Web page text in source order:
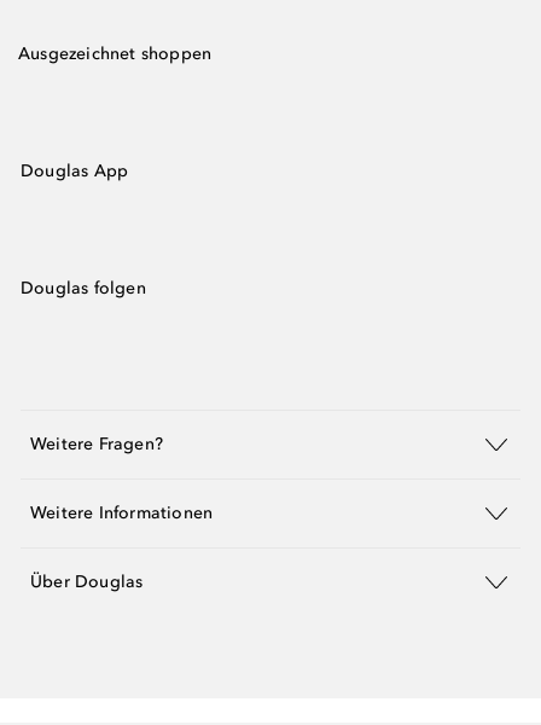
Ausgezeichnet shoppen
Douglas App
Douglas folgen
Weitere Fragen?
Weitere Informationen
Über Douglas